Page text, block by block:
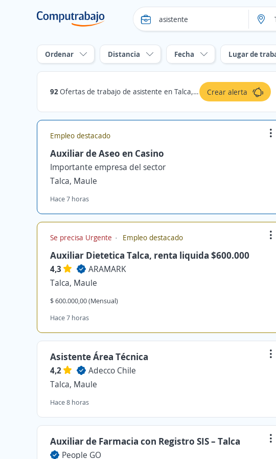
Ordenar Distancia Fecha Lugar de
92Ofertas de trabajo de asistente en Talca, Maule Crear alerta
Empleo destacado
Auxiliar de Aseo en Casino
Importante empresa del sector
Talca, Maule
Hace 7 horas
Se precisa Urgente Empleo destacado
Auxiliar Dietetica Talca, renta liquida $600.000
4,3
ARAMARK
Talca, Maule
$ 600.000,00 (Mensual)
Hace 7 horas
Asistente Área Técnica
4,2
Adecco Chile
Talca, Maule
Hace 8 horas
Auxiliar de Farmacia con Registro SIS – Talca
People GO